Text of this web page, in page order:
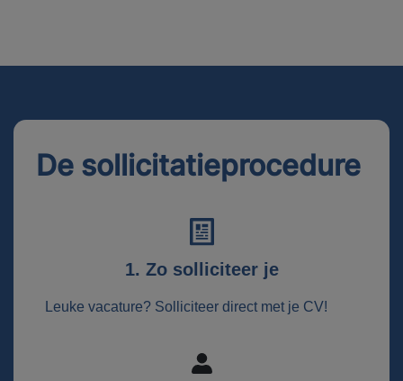
De sollicitatieprocedure
1. Zo solliciteer je
Leuke vacature? Solliciteer direct met je CV!